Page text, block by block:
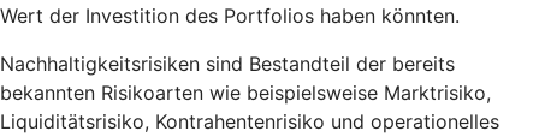
Wert der Investition des Portfolios haben könnten.
Nachhaltigkeitsrisiken sind Bestandteil der bereits
bekannten Risikoarten wie beispielsweise Marktrisiko,
Liquiditätsrisiko, Kontrahentenrisiko und operationelles